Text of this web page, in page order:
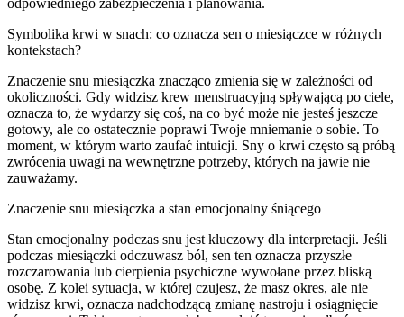
Symbolika krwi w snach: co oznacza sen o miesiączce w różnych
kontekstach?
Znaczenie snu miesiączka znacząco zmienia się w zależności od
okoliczności. Gdy widzisz krew menstruacyjną spływającą po ciele,
oznacza to, że wydarzy się coś, na co być może nie jesteś jeszcze
gotowy, ale co ostatecznie poprawi Twoje mniemanie o sobie. To
moment, w którym warto zaufać intuicji. Sny o krwi często są próbą
zwrócenia uwagi na wewnętrzne potrzeby, których na jawie nie
zauważamy.
Znaczenie snu miesiączka a stan emocjonalny śniącego
Stan emocjonalny podczas snu jest kluczowy dla interpretacji. Jeśli
podczas miesiączki odczuwasz ból, sen ten oznacza przyszłe
rozczarowania lub cierpienia psychiczne wywołane przez bliską
osobę. Z kolei sytuacja, w której czujesz, że masz okres, ale nie
widzisz krwi, oznacza nadchodzącą zmianę nastroju i osiągnięcie